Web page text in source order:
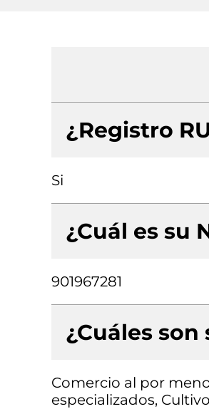
¿Registro
Si
¿Cuál es su
901967281
¿Cuáles
Comercio al por
especializados,